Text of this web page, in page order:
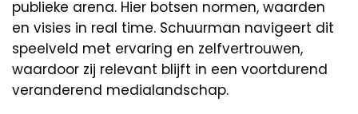
publieke arena. Hier botsen normen, waarden
en visies in real time. Schuurman navigeert dit
speelveld met ervaring en zelfvertrouwen,
waardoor zij relevant blijft in een voortdurend
veranderend medialandschap.